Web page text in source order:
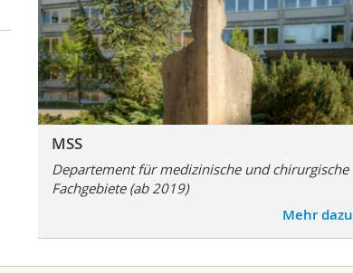
MSS
Departement für medizinische und chirurgische
Fachgebiete (ab 2019)
Mehr dazu